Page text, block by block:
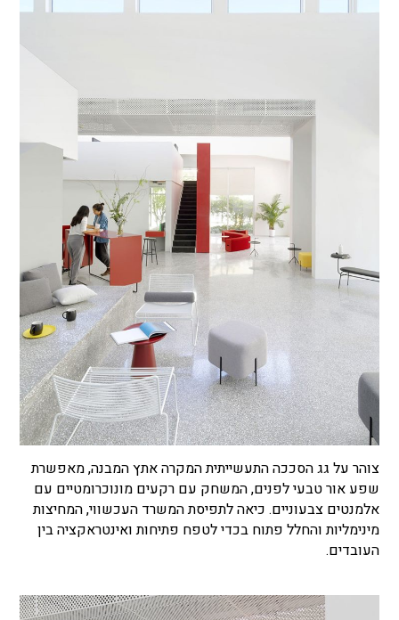
צוהר על גג הסככה התעשייתית המקרה אתץ המבנה, מאפשרת
שפע אור טבעי לפנים, המשחק עם רקעים מונוכרומטיים עם
אלמנטים צבעוניים. כיאה לתפיסת המשרד העכשווי, המחיצות
מינימליות והחלל פתוח בכדי לטפח פתיחות ואינטראקציה בין
העובדים.